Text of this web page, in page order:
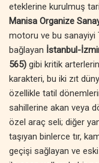
eteklerine kurulmuş
Manisa Organize
motoru ve bu sanayiyi
bağlayan İstanbul-
565) gibi kritik
karakteri, bu iki zıt
özellikle tatil
sahillerine akan veya
özel araç seli; diğer
taşıyan binlerce tır,
geçişi sağlayan ve eski